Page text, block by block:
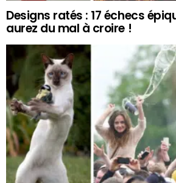
Designs ratés : 17 échecs
aurez du mal à croire !